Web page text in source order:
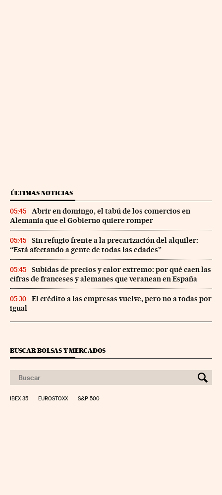
ÚLTIMAS NOTICIAS
05:45
Abrir en domingo, el tabú de los comercios en
Alemania que el Gobierno quiere romper
05:45
Sin refugio frente a la precarización del alquiler:
“Está afectando a gente de todas las edades”
05:45
Subidas de precios y calor extremo: por qué caen las
cifras de franceses y alemanes que veranean en España
05:30
El crédito a las empresas vuelve, pero no a todas por
igual
BUSCAR BOLSAS Y MERCADOS
IBEX 35 EUROSTOXX S&P 500